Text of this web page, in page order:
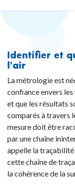
Identifier et
l'air
La métrologie est
confiance envers les
et que les résultats
comparés à travers
mesure doit être
par une chaîne
appelle la
cette chaîne de
la cohérence de la